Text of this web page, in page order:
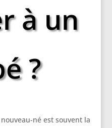
à un
?
né est souvent la